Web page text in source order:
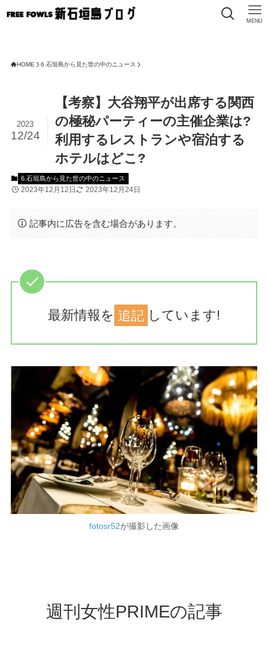
MENU
HOME 6.石垣島から見た世の中のニュース
【考察】大谷翔平が出席する関西
の極秘パーティーの主催企業は?
利用するレストランや宿泊する
ホテルはどこ?
2023
12/24
6.石垣島から見た世の中のニュース
2023年12月12日 2023年12月24日
記事内に広告を含む場合があります。
最新情報を 追記 しています!
fotosr52が撮影した画像
週刊女性PRIMEの記事